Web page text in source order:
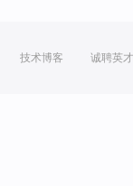
技术博客 诚聘英才